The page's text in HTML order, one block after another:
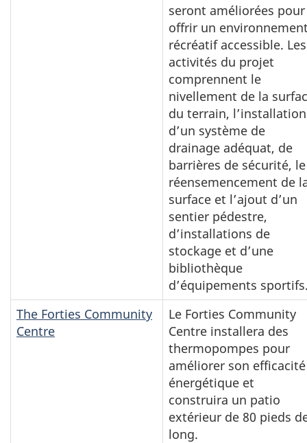
seront améliorées pour
offrir un
récréatif accessible. Les
activités du projet
comprennent le
nivellement de la
du terrain, l’installation
d’un système de
drainage adéquat, de
barrières de sécurité, le
réensemencement de
surface et l’ajout d’un
sentier pédestre,
d’installations de
stockage et d’une
bibliothèque
d’équipements
The Forties Community
Centre
Le Forties Community
Centre installera des
thermopompes pour
améliorer son efficacité
énergétique et
construira un patio
extérieur de 80 pieds
long.